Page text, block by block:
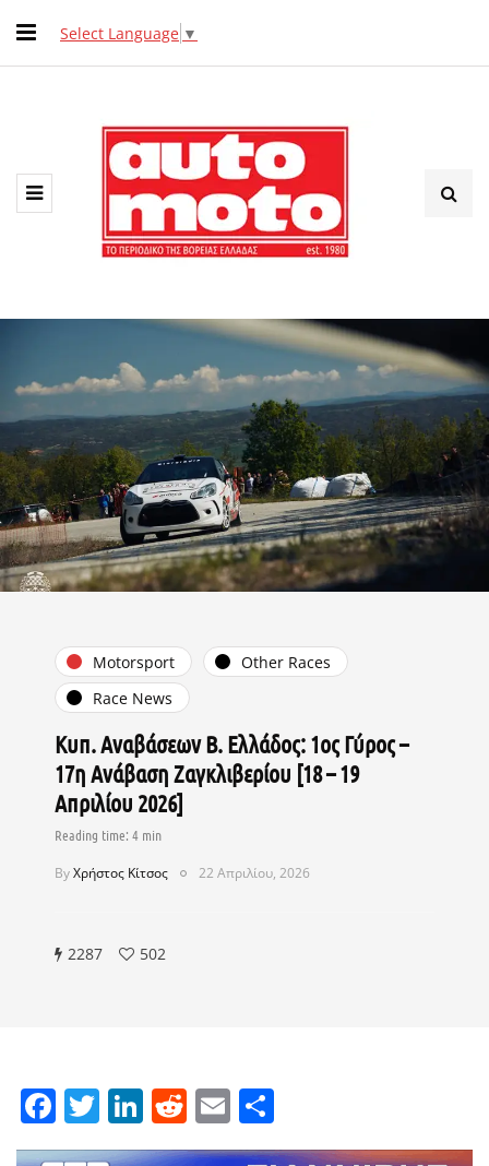
Select Language ▼
Motorsport
Other Races
Race News
Κυπ. Αναβάσεων Β. Ελλάδος: 1ος Γύρος –
17η Ανάβαση Ζαγκλιβερίου [18 – 19
Απριλίου 2026]
ByΧρήστος Κίτσος 22 Απριλίου, 2026
2287 502
Facebook
Twitter
LinkedIn
Reddit
Email